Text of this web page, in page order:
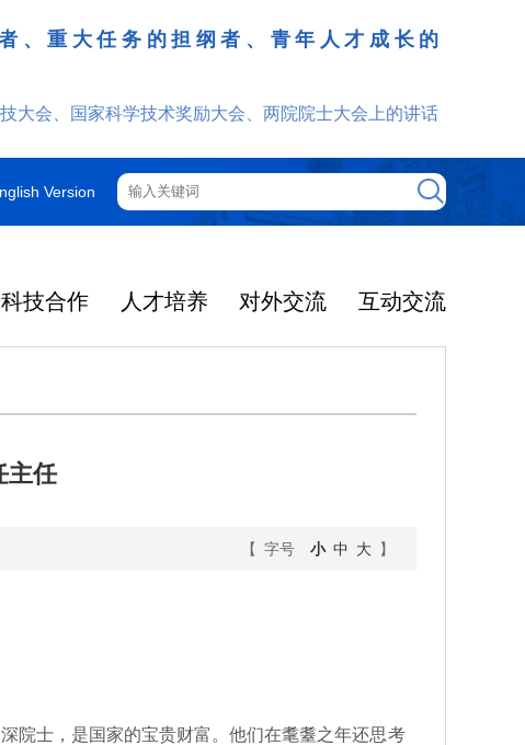
、重大任务的担纲者、青年人才成长的
会、国家科学技术奖励大会、两院院士大会上的讲话
Version
科技合作 人才培养 对外交流 互动交流
主任
【 字号 小 中 大】
士，是国家的宝贵财富。他们在耄耋之年还思考